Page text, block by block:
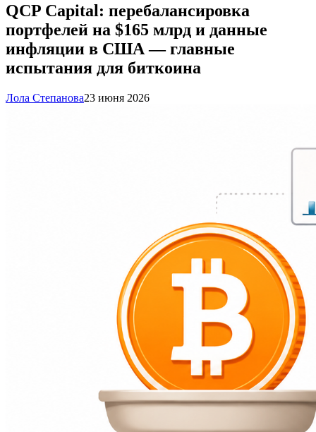
QCP Capital: перебалансировка
портфелей на $165 млрд и данные
инфляции в США — главные
испытания для биткоина
Лола Степанова23 июня 2026